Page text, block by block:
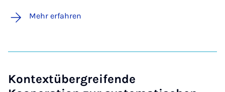
Mehr erfahren
Kontextübergreifende